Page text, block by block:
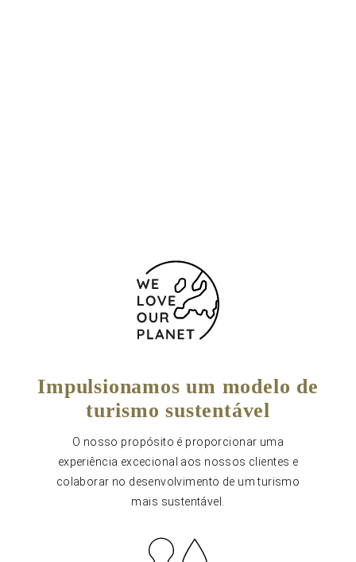
Impulsionamos um modelo de
turismo sustentável
O nosso propósito é proporcionar uma
experiência excecional aos nossos clientes e
colaborar no desenvolvimento de um turismo
mais sustentável.